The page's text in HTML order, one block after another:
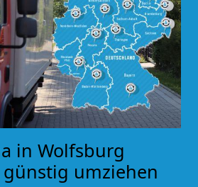
in Wolfsburg
umziehen